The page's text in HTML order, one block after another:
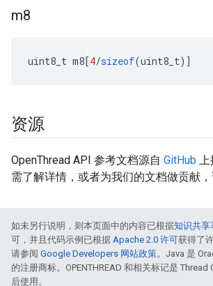
m8
uint8_t m8[4/sizeof(uint8_t)]
资源
OpenThread API 参考文档源自 GitHub 上
需了解详情，或者为我们的文档做贡献
如未另行说明，则本页面中的内容已根据知识共享
可，并且代码示例已根据 Apache 2.0 许可获得了
请参阅 Google Developers 网站政策。Java 是
的注册商标。OPENTHREAD 和相关标记是
后使用。